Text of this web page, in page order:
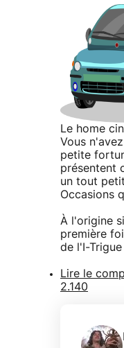
Le home
Vous
petite
présentent
un tout
Occasions
À l'origine
première
de l'I-
Lire le
2.140